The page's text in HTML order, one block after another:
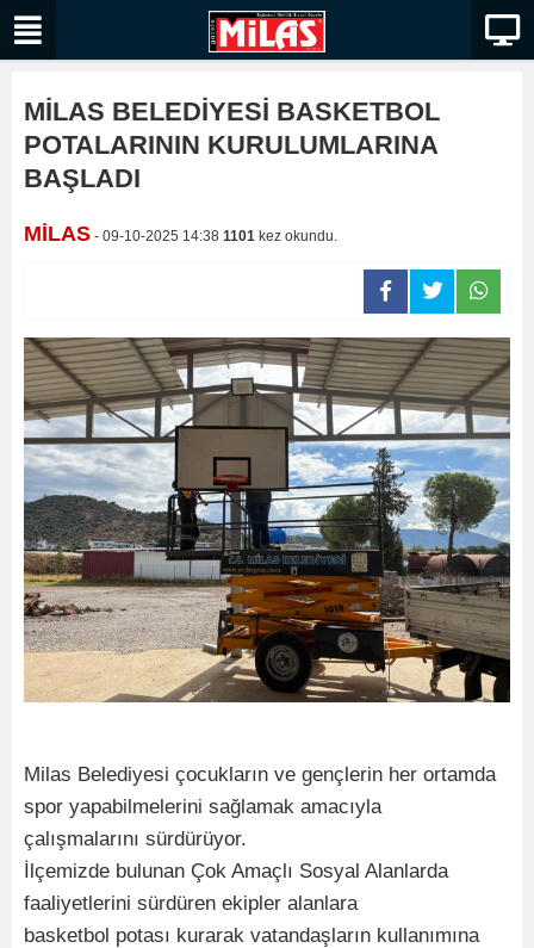
MİLAS BELEDİYESİ BASKETBOL
POTALARININ KURULUMLARINA
BAŞLADI
MİLAS - 09-10-2025 14:38 1101 kez okundu.
Milas Belediyesi çocukların ve gençlerin her ortamda
spor yapabilmelerini sağlamak amacıyla
çalışmalarını sürdürüyor.
İlçemizde bulunan Çok Amaçlı Sosyal Alanlarda
faaliyetlerini sürdüren ekipler alanlara
basketbol potası kurarak vatandaşların kullanımına